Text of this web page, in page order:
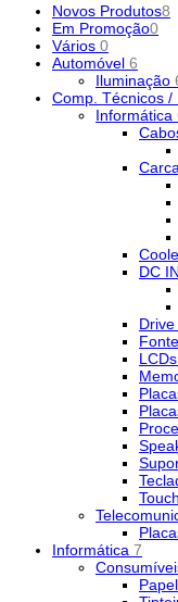
Novos Produtos8
Em Promoção0
Vários 0
Automóvel 6
Iluminação
Comp. Técnicos /
Informática
DC
LCDs
Informática 7
Papel